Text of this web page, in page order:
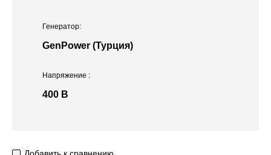
Напряжение :
400 В
Генератор:
GenPower (Турция)